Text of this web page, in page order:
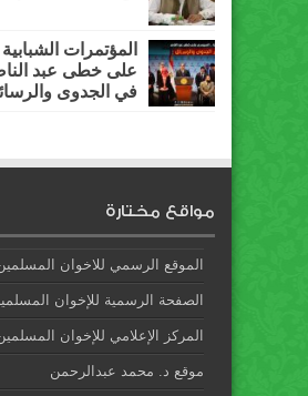
المؤتمرات
على خطى عبد
في الجدوى
مواقع مختارة
الموقع الرسمي للاخوان
الصفحة الرسمية للإخوان
المركز الإعلامي للإخوان
موقع د. محمد عبدالرحمن